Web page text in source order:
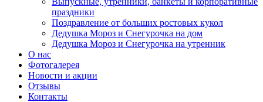
праздники
Поздравление от больших ростовых кукол
Дедушка Мороз и Снегурочка на дом
Дедушка Мороз и Снегурочка на утренник
О нас
Фотогалерея
Новости и акции
Отзывы
Контакты